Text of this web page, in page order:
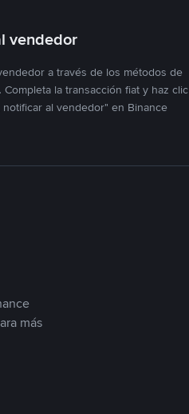
vendedor
a través de los métodos de
la transacción fiat y haz clic
al vendedor" en Binance
más